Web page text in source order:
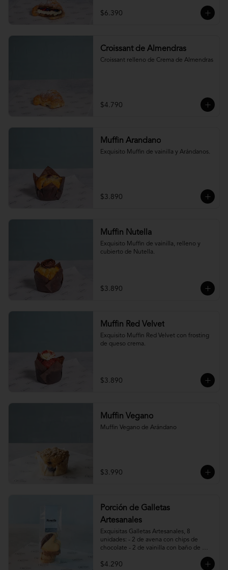
$6.390
Croissant de Almendras
Croissant relleno de Crema de Almendras
$4.790
Muffin Arandano
Exquisito Muffin de vainilla y Arándanos.
$3.890
Muffin Nutella
Exquisito Muffin de vainilla, relleno y
cubierto de Nutella.
$3.890
Muffin Red Velvet
Exquisito Muffin Red Velvet con frosting
de queso crema.
$3.890
Muffin Vegano
Muffin Vegano de Arándano
$3.990
Porción de Galletas
Artesanales
Exquisitas Galletas Artesanales, 8
unidades: - 2 de avena con chips de
chocolate - 2 de vainilla con baño de
chocolate - 2 de vainilla con mermelada
de frambuesa - 2 de canela, miel y
$4.290